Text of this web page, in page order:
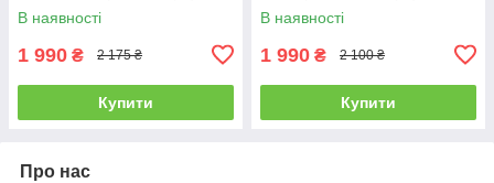
В наявності
1 990 ₴ 2 175 ₴
Купити
В наявності
1 990 ₴ 2 100 ₴
Купити
Про нас